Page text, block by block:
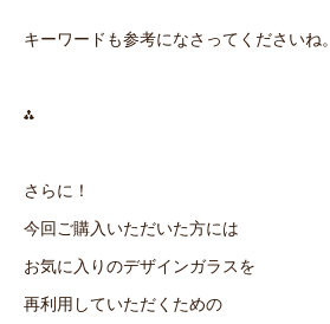
キーワードも参考になさってくださいね。
⁂
さらに！
今回ご購入いただいた方には
お気に入りのデザインガラスを
再利用していただくための